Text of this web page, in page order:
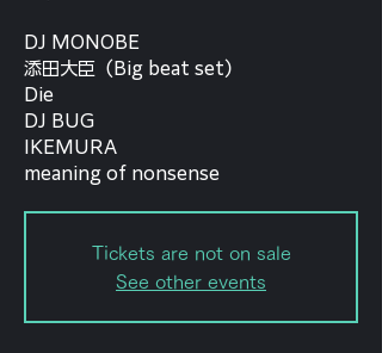
DJ MONOBE
添田大臣（Big beat set）
Die
DJ BUG
IKEMURA
meaning of nonsense
Tickets are not on sale
See other events